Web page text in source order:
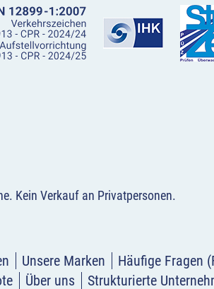
Kein Verkauf an Privatpersonen.
Unsere Marken Häufige Fragen
Über uns Strukturierte